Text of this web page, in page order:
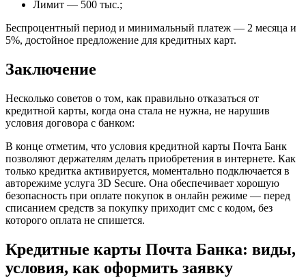
Лимит — 500 тыс.;
Беспроцентный период и минимальный платеж — 2 месяца и
5%, достойное предложение для кредитных карт.
Заключение
Несколько советов о том, как правильно отказаться от
кредитной карты, когда она стала не нужна, не нарушив
условия договора с банком:
В конце отметим, что условия кредитной карты Почта Банк
позволяют держателям делать приобретения в интернете. Как
только кредитка активируется, моментально подключается в
авторежиме услуга 3D Secure. Она обеспечивает хорошую
безопасность при оплате покупок в онлайн режиме — перед
списанием средств за покупку приходит смс с кодом, без
которого оплата не спишется.
Кредитные карты Почта Банка: виды,
условия, как оформить заявку